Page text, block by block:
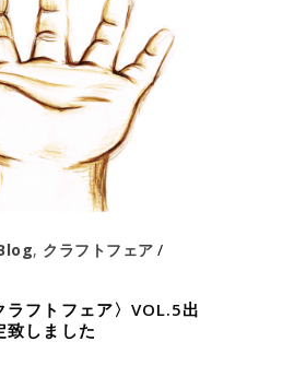
, クラフトフェア
ラフトフェア〉VOL.5出
致しました